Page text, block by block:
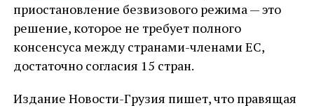
приостановление безвизового режима — это
решение, которое не требует полного
консенсуса между странами-членами ЕС,
достаточно согласия 15 стран.
Издание Новости-Грузия пишет, что правящая